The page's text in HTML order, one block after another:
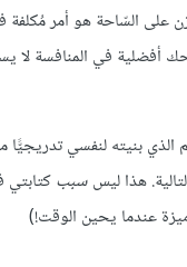
على السّاحة هو أمر مُكلفة
أفضلية في المنافسة لا
الذي بنيته لنفسي تدريجيًّا
هذا ليسسببكتابتي
عندما يحين الوقت!)